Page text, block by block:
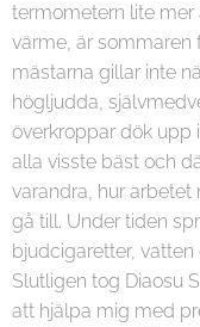
termometern lite mer
värme, är sommaren
mästarna gillar inte
högljudda,
överkroppar dök upp
alla visste bäst och
varandra, hur
gå till. Under tiden
bjudcigaretter, vatten
Slutligen tog Diaosu
att hjälpa mig med